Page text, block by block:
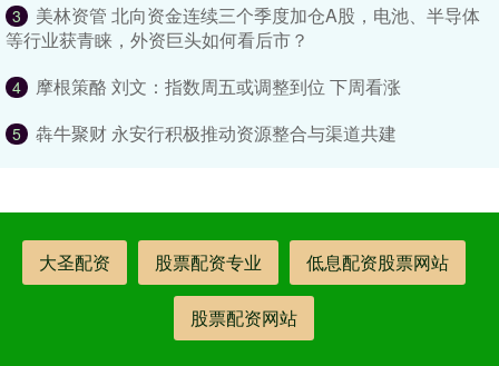
3
美林资管 北向资金连续三个季度加仓A股，电池、半导体
等行业获青睐，外资巨头如何看后市？
4 摩根策酪 刘文：指数周五或调整到位 下周看涨
5 犇牛聚财 永安行积极推动资源整合与渠道共建
大圣配资 股票配资专业 低息配资股票网站
股票配资网站